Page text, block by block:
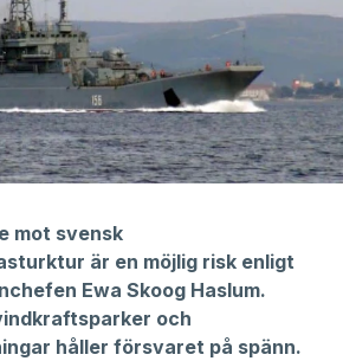
mot svensk
är en möjlig risk enligt
Ewa Skoog Haslum.
och
håller försvaret på spänn.